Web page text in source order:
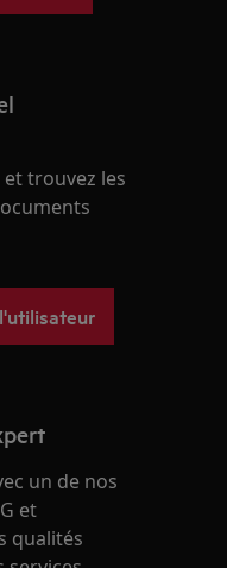
trouvez les
un de nos
et
qualités